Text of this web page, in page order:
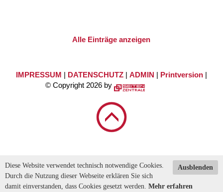
Alle Einträge anzeigen
IMPRESSUM | DATENSCHUTZ| ADMIN | Printversion|
© Copyright 2026 by
Ausblenden
Diese Website verwendet technisch notwendige Cookies.
Durch die Nutzung dieser Webseite erklären Sie sich
damit einverstanden, dass Cookies gesetzt werden. Mehr erfahren